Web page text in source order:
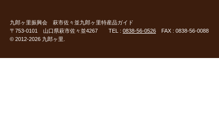
九郎ヶ里振興会 萩市佐々並九郎ヶ里特産品ガイド
〒753-0101 山口県萩市佐々並4267 TEL : 0838-56-0526 FAX : 0838-56-0088
© 2012-2026 九郎ヶ里.